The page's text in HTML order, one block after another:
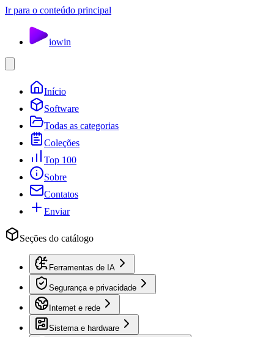
Ir para o conteúdo principal
iowin
Início
Software
Todas as categorias
Coleções
Top 100
Sobre
Contatos
Enviar
Seções do catálogo
Ferramentas de IA
Segurança e privacidade
Internet e rede
Sistema e hardware